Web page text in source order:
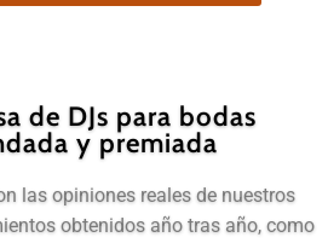
de DJs para bodas
y premiada
las opiniones reales de nuestros
obtenidos año tras año, como